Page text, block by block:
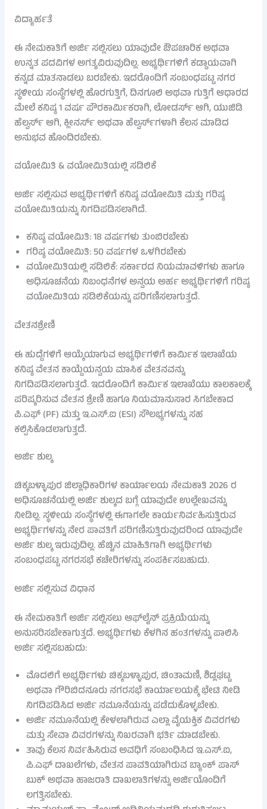
ವಿದ್ಯಾರ್ಹತೆ
ಈ ನೇಮಕಾತಿಗೆ ಅರ್ಜಿ ಸಲ್ಲಿಸಲು ಯಾವುದೇ ಔಪಚಾರಿಕ ಅಥವಾ
ಉನ್ನತ ಪದವಿಗಳ ಅಗತ್ಯವಿರುವುದಿಲ್ಲ. ಅಭ್ಯರ್ಥಿಗಳಿಗೆ ಕಡ್ಡಾಯವಾಗಿ
ಕನ್ನಡ ಮಾತನಾಡಲು ಬರಬೇಕು. ಇದರೊಂದಿಗೆ ಸಂಬಂಧಪಟ್ಟ ನಗರ
ಸ್ಥಳೀಯ ಸಂಸ್ಥೆಗಳಲ್ಲಿ ಹೊರಗುತ್ತಿಗೆ, ದಿನಗೂಲಿ ಅಥವಾ ಗುತ್ತಿಗೆ ಆಧಾರದ
ಮೇಲೆ ಕನಿಷ್ಠ 1 ವರ್ಷ ಪೌರಕಾರ್ಮಿಕರಾಗಿ, ಲೋಡರ್ಸ್ ಆಗಿ, ಯುಜಿಡಿ
ಹೆಲ್ವರ್ಸ್ ಆಗಿ, ಕ್ಲೀನರ್ಸ್ ಅಥವಾ ಹೆಲ್ವರ್ಸ್‌ಗಳಾಗಿ ಕೆಲಸ ಮಾಡಿದ
ಅನುಭವ ಹೊಂದಿರಬೇಕು.
ವಯೋಮಿತಿ & ವಯೋಮಿತಿಯಲ್ಲಿ ಸಡಿಲಿಕೆ
ಅರ್ಜಿ ಸಲ್ಲಿಸುವ ಅಭ್ಯರ್ಥಿಗಳಿಗೆ ಕನಿಷ್ಠ ವಯೋಮಿತಿ ಮತ್ತು ಗರಿಷ್ಠ
ವಯೋಮಿತಿಯನ್ನು ನಿಗದಿಪಡಿಸಲಾಗಿದೆ.
ಕನಿಷ್ಠ ವಯೋಮಿತಿ: 18 ವರ್ಷಗಳು ತುಂಬಿರಬೇಕು
ಗರಿಷ್ಠ ವಯೋಮಿತಿ: 50 ವರ್ಷಗಳ ಒಳಗಿರಬೇಕು
ವಯೋಮಿತಿಯಲ್ಲಿ ಸಡಿಲಿಕೆ: ಸರ್ಕಾರದ ನಿಯಮಾವಳಿಗಳು ಹಾಗೂ
ಅಧಿಸೂಚನೆಯ ನಿಬಂಧನೆಗಳ ಅನ್ವಯ ಅರ್ಹ ಅಭ್ಯರ್ಥಿಗಳಿಗೆ ಗರಿಷ್ಠ
ವಯೋಮಿತಿಯ ಸಡಿಲಿಕೆಯನ್ನು ಪರಿಗಣಿಸಲಾಗುತ್ತದೆ.
ವೇತನಶ್ರೇಣಿ
ಈ ಹುದ್ದೆಗಳಿಗೆ ಆಯ್ಕೆಯಾಗುವ ಅಭ್ಯರ್ಥಿಗಳಿಗೆ ಕಾರ್ಮಿಕ ಇಲಾಖೆಯ
ಕನಿಷ್ಠ ವೇತನ ಕಾಯ್ದೆಯನ್ವಯ ಮಾಸಿಕ ವೇತನವನ್ನು
ನಿಗದಿಪಡಿಸಲಾಗುತ್ತದೆ. ಇದರೊಂದಿಗೆ ಕಾರ್ಮಿಕ ಇಲಾಖೆಯು ಕಾಲಕಾಲಕ್ಕೆ
ಪರಿಷ್ಕರಿಸುವ ವೇತನ ಶ್ರೇಣಿ ಹಾಗೂ ನಿಯಮಾನುಸಾರ ಸಿಗಬೇಕಾದ
ಪಿ.ಎಫ್ (PF) ಮತ್ತು ಇ.ಎಸ್.ಐ (ESI) ಸೌಲಭ್ಯಗಳನ್ನು ಸಹ
ಕಲ್ಪಿಸಿಕೊಡಲಾಗುತ್ತದೆ.
ಅರ್ಜಿ ಶುಲ್ಕ
ಚಿಕ್ಕಬಳ್ಳಾಪುರ ಜಿಲ್ಲಾಧಿಕಾರಿಗಳ ಕಾರ್ಯಾಲಯ ನೇಮಕಾತಿ 2026 ರ
ಅಧಿಸೂಚನೆಯಲ್ಲಿ ಅರ್ಜಿ ಶುಲ್ಕದ ಬಗ್ಗೆ ಯಾವುದೇ ಉಲ್ಲೇಖವನ್ನು
ನೀಡಿಲ್ಲ. ಸ್ಥಳೀಯ ಸಂಸ್ಥೆಗಳಲ್ಲಿ ಈಗಾಗಲೇ ಕಾರ್ಯನಿರ್ವಹಿಸುತ್ತಿರುವ
ಅಭ್ಯರ್ಥಿಗಳನ್ನು ನೇರ ಪಾವತಿಗೆ ಪರಿಗಣಿಸುತ್ತಿರುವುದರಿಂದ ಯಾವುದೇ
ಅರ್ಜಿ ಶುಲ್ಕ ಇರುವುದಿಲ್ಲ. ಹೆಚ್ಚಿನ ಮಾಹಿತಿಗಾಗಿ ಅಭ್ಯರ್ಥಿಗಳು
ಸಂಬಂಧಪಟ್ಟ ನಗರಸಭೆ ಕಚೇರಿಗಳನ್ನು ಸಂಪರ್ಕಿಸಬಹುದು.
ಅರ್ಜಿ ಸಲ್ಲಿಸುವ ವಿಧಾನ
ಈ ನೇಮಕಾತಿಗೆ ಅರ್ಜಿ ಸಲ್ಲಿಸಲು ಆಫ್‌ಲೈನ್ ಪ್ರಕ್ರಿಯೆಯನ್ನು
ಅನುಸರಿಸಬೇಕಾಗುತ್ತದೆ. ಅಭ್ಯರ್ಥಿಗಳು ಕೆಳಗಿನ ಹಂತಗಳನ್ನು ಪಾಲಿಸಿ
ಅರ್ಜಿ ಸಲ್ಲಿಸಬಹುದು:
ಮೊದಲಿಗೆ ಅಭ್ಯರ್ಥಿಗಳು ಚಿಕ್ಕಬಳ್ಳಾಪುರ, ಚಿಂತಾಮಣಿ, ಶಿಡ್ಲಘಟ್ಟ
ಅಥವಾ ಗೌರಿಬಿದನೂರು ನಗರಸಭೆ ಕಾರ್ಯಾಲಯಕ್ಕೆ ಭೇಟಿ ನೀಡಿ
ನಿಗದಿಪಡಿಸಿದ ಅರ್ಜಿ ನಮೂನೆಯನ್ನು ಪಡೆದುಕೊಳ್ಳಬೇಕು.
ಅರ್ಜಿ ನಮೂನೆಯಲ್ಲಿ ಕೇಳಲಾಗಿರುವ ಎಲ್ಲಾ ವೈಯಕ್ತಿಕ ವಿವರಗಳು
ಮತ್ತು ಸೇವಾ ವಿವರಗಳನ್ನು ನಿಖರವಾಗಿ ಭರ್ತಿ ಮಾಡಬೇಕು.
ತಾವು ಕೆಲಸ ನಿರ್ವಹಿಸಿರುವ ಅವಧಿಗೆ ಸಂಬಂಧಿಸಿದ ಇ.ಎಸ್.ಐ,
ಪಿ.ಎಫ್ ದಾಖಲೆಗಳು, ವೇತನ ಪಾವತಿಯಾಗಿರುವ ಬ್ಯಾಂಕ್ ಪಾಸ್
ಬುಕ್ ಅಥವಾ ಹಾಜರಾತಿ ದಾಖಲಾತಿಗಳನ್ನು ಅರ್ಜಿಯೊಂದಿಗೆ
ಲಗತ್ತಿಸಬೇಕು.